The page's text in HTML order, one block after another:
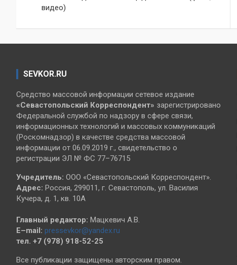
записям
видео)
SEVKOR.RU
Средство массовой информации сетевое издание
«Севастопольский Корреспондент» зарегистрировано
Федеральной службой по надзору в сфере связи,
информационных технологий и массовых коммуникаций
(Роскомнадзор) в качестве средства массовой
информации от 06.09.2019 г., свидетельство о
регистрации ЭЛ № ФС 77–76715
Учредитель: ООО «Севастопольский Корреспондент».
Адрес: Россия, 299011, г. Севастополь, ул. Василия
Кучера, д. 1, кв. 10А
Главный редактор: Мацкевич А.В.
E–mail: pressevkor@yandex.ru
тел. +7 (978) 918-52-25
Все публикации защищены авторским правом.